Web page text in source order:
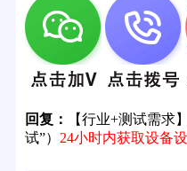
回复：
【行业+测试需求
试”） 24小时内获取设备